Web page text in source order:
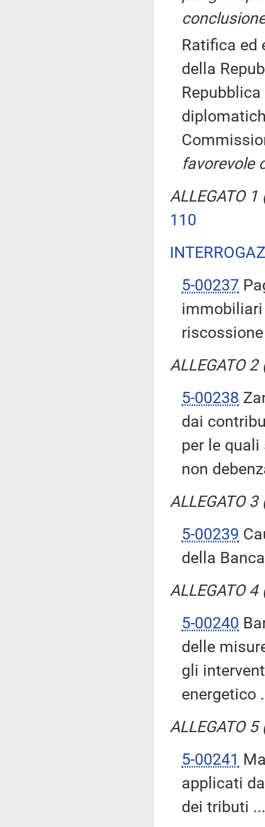
Ratifica ed
della
favorevole
ALLEGATO
110
5-00237
ALLEGATO
5-00238
dai
per le
non
ALLEGATO
5-00239
della
ALLEGATO
5-00240
delle
gli
energetico
ALLEGATO
5-00241
applicati
dei tributi